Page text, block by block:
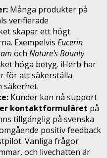
Många produkter på
verifierade
skapar ett högt
Exempelvis Eucerin
och Nature’s Bounty
höga betyg. iHerb har
för att säkerställa
säkerhet.
Kunder kan nå support
kontaktformuläret på
tillgänglig på svenska
positiv feedback
Vanliga frågor
och livechatten är